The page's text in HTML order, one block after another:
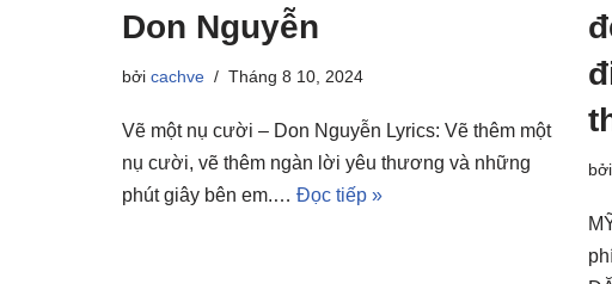
Don Nguyễn
bởi cachve Tháng 8 10, 2024
Vẽ một nụ cười – Don Nguyễn Lyrics: Vẽ thêm một
nụ cười, vẽ thêm ngàn lời yêu thương và những
phút giây bên em.… Đọc tiếp »
bởi